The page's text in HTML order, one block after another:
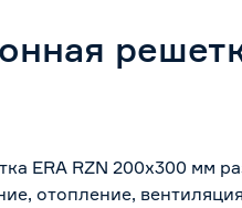
ERA RZN 200х300 мм
отопление,